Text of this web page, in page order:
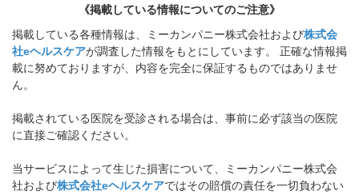
《掲載している情報についてのご注意》
掲載している各種情報は、ミーカンパニー株式会社および株式会
社eヘルスケアが調査した情報をもとにしています。 正確な情報掲
載に努めておりますが、内容を完全に保証するものではありませ
ん。
掲載されている医院を受診される場合は、事前に必ず該当の医院
に直接ご確認ください。
当サービスによって生じた損害について、ミーカンパニー株式会
社および株式会社eヘルスケアではその賠償の責任を一切負わない